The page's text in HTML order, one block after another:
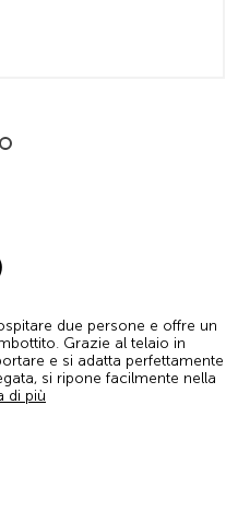
due persone e offre un
Grazie al telaio in
e si adatta perfettamente
si ripone facilmente nella
di più